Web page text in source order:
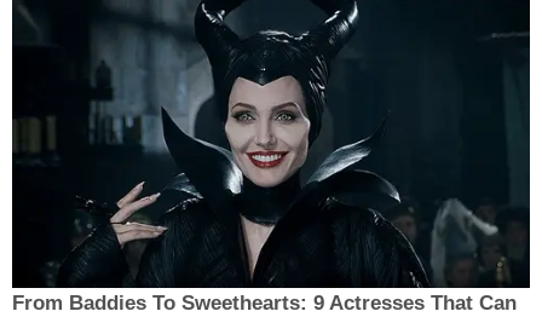
From Baddies To Sweethearts: 9 Actresses That Can